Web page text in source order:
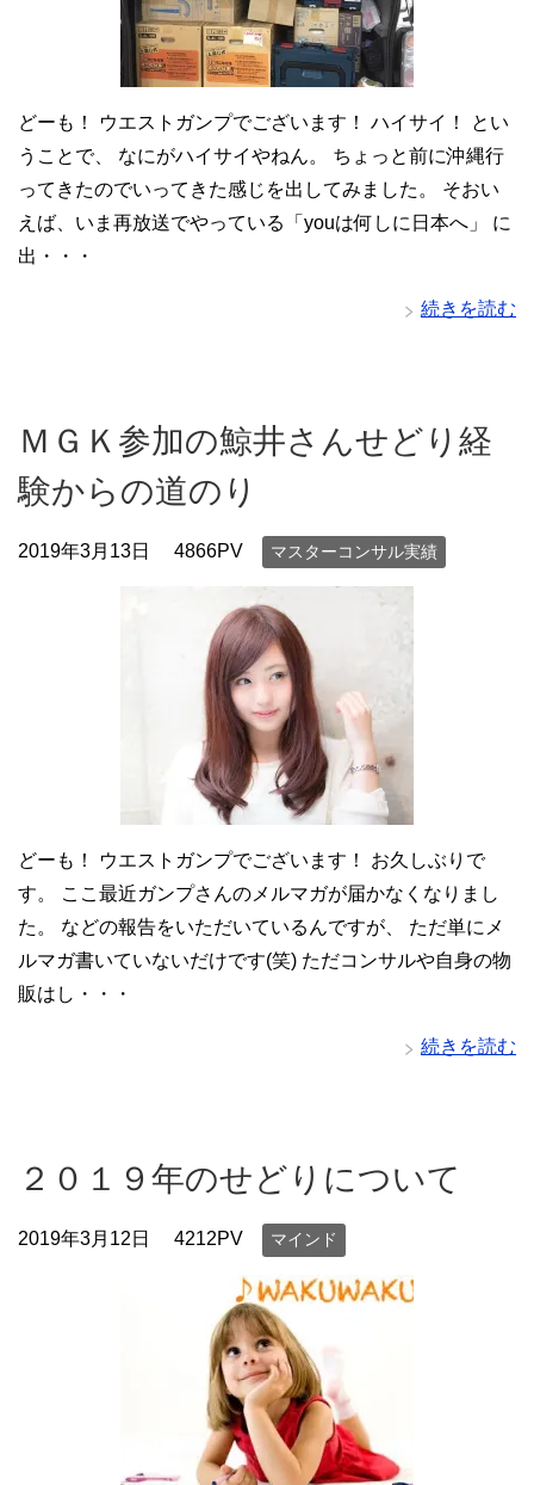
どーも！ ウエストガンプでございます！ ハイサイ！ とい
うことで、 なにがハイサイやねん。 ちょっと前に沖縄行
ってきたのでいってきた感じを出してみました。 そおい
えば、いま再放送でやっている「youは何しに日本へ」 に
出・・・
続きを読む
ＭＧＫ参加の鯨井さんせどり経
験からの道のり
2019年3月13日 4866PV マスターコンサル実績
どーも！ ウエストガンプでございます！ お久しぶりで
す。 ここ最近ガンプさんのメルマガが届かなくなりまし
た。 などの報告をいただいているんですが、 ただ単にメ
ルマガ書いていないだけです(笑) ただコンサルや自身の物
販はし・・・
続きを読む
２０１９年のせどりについて
2019年3月12日 4212PV マインド